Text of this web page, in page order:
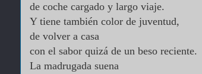
de coche cargado y largo viaje.
Y tiene también color de juventud,
de volver a casa
con el sabor quizá de un beso reciente.
La madrugada suena